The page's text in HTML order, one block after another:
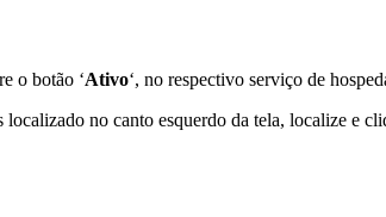
o botão ‘Ativo‘, no respectivo serviço de
no canto esquerdo da tela, localize e